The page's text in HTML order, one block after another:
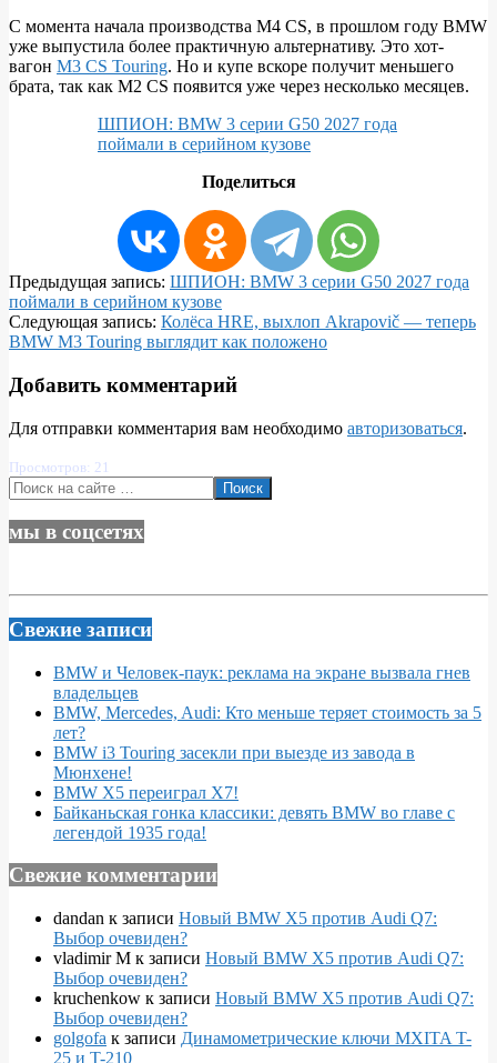
С момента начала производства M4 CS, в прошлом году BMW
уже выпустила более практичную альтернативу. Это хот-
вагон M3 CS Touring. Но и купе вскоре получит меньшего
брата, так как M2 CS появится уже через несколько месяцев.
ШПИОН: BMW 3 серии G50 2027 года
поймали в серийном кузове
Поделиться
2025-
02-
07
Предыдущая запись: ШПИОН: BMW 3 серии G50 2027 года
поймали в серийном кузове
Следующая запись: Колёса HRE, выхлоп Akrapovič — теперь
BMW M3 Touring выглядит как положено
Добавить комментарий
Для отправки комментария вам необходимо авторизоваться.
Просмотров: 21
Поиск
мы в соцсетях
Свежие записи
BMW и Человек-паук: реклама на экране вызвала гнев
владельцев
BMW, Mercedes, Audi: Кто меньше теряет стоимость за 5
лет?
BMW i3 Touring засекли при выезде из завода в
Мюнхене!
BMW X5 переиграл X7!
Байканьская гонка классики: девять BMW во главе с
легендой 1935 года!
Свежие комментарии
dandan к записи Новый BMW X5 против Audi Q7:
Выбор очевиден?
vladimir M к записи Новый BMW X5 против Audi Q7:
Выбор очевиден?
kruchenkow к записи Новый BMW X5 против Audi Q7:
Выбор очевиден?
golgofa к записи Динамометрические ключи MXITA T-
25 и T-210